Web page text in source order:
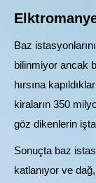
Baz
bilinmiyor ancak
hırsına
kiraların 350
göz dikenlerin
Sonuçta baz
katlanıyor ve